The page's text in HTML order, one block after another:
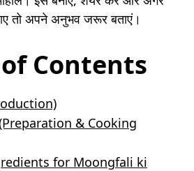
तो अपने अनुभव जरूर बताएं।
Contents
& Cooking
for Moongfali ki